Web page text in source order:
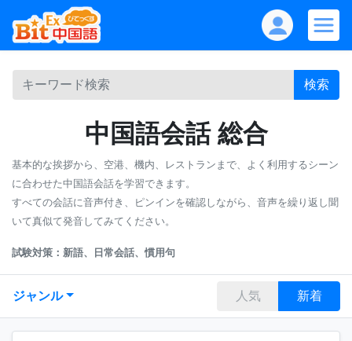
検索
中国語会話 総合
基本的な挨拶から、空港、機内、レストランまで、よく利用するシーン
に合わせた中国語会話を学習できます。
すべての会話に音声付き、ピンインを確認しながら、音声を繰り返し聞
いて真似て発音してみてください。
試験対策：新語、日常会話、慣用句
ジャンル 人気 新着